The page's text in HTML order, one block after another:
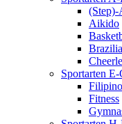
Aikido
Sportarten E-
Fitness